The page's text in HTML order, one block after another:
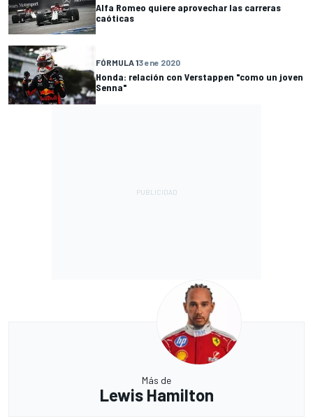
Alfa Romeo quiere aprovechar las carreras
caóticas
FÓRMULA 13 ene 2020
Honda: relación con Verstappen "como un joven
Senna"
Más de
Lewis Hamilton